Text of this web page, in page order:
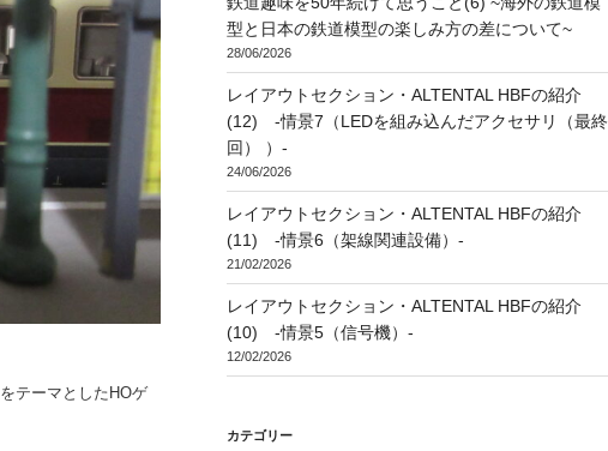
テーマとしたHOゲ
型と日本の鉄道模型の楽しみ方の差について~
28/06/2026
レイアウトセクション・ALTENTAL HBFの紹介
(12) -情景7（LEDを組み込んだアクセサリ（最終
回） ）-
24/06/2026
レイアウトセクション・ALTENTAL HBFの紹介
(11) -情景6（架線関連設備）-
21/02/2026
レイアウトセクション・ALTENTAL HBFの紹介
(10) -情景5（信号機）-
12/02/2026
カテゴリー